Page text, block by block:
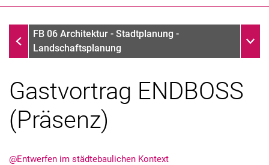
Suchen (öffnet externen Link in einem
InfothekFB 06 Architektur - Stadtplanung -
Landschaftsplanung
Gastvortrag ENDBOSS
(Präsenz)
@Entwerfen im städtebaulichen Kontext